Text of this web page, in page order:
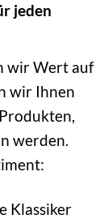
jeden
wir Wert auf
wir Ihnen
werden.
Klassiker